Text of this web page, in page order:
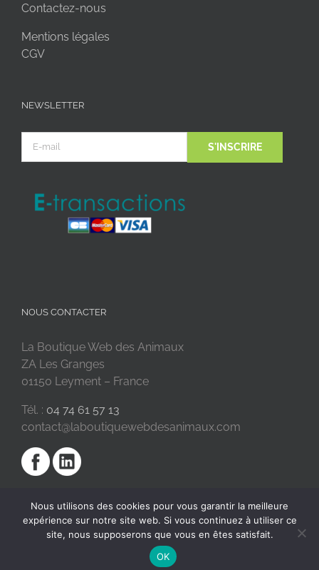
Contactez-nous
Mentions légales
CGV
NEWSLETTER
NOUS CONTACTER
La Boutique Web des Animaux
ZA Les Granges
01150 Leyment – France
Tél. : 04 74 61 57 13
contact@laboutiquewebdesanimaux.com
2018 © La Boutique Web des Animaux | Réalisé par
Nous utilisons des cookies pour vous garantir la meilleure
expérience sur notre site web. Si vous continuez à utiliser ce
site, nous supposerons que vous en êtes satisfait.
OK